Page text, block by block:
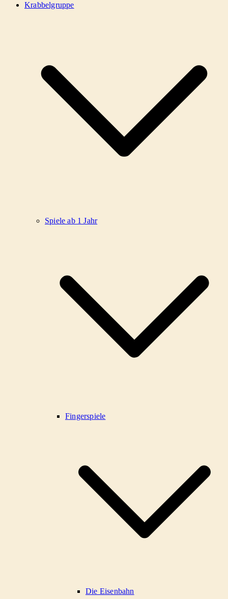
Krabbelgruppe
Spiele ab 1 Jahr
Fingerspiele
Die Eisenbahn